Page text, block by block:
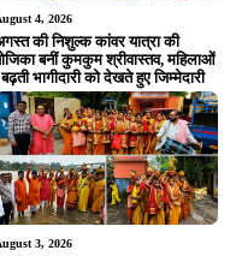
4, 2026
की निशुल्क कांवर यात्रा की
बनीं कुमकुम श्रीवास्तव, महिलाओं
भागीदारी को देखते हुए जिम्मेदारी
3, 2026